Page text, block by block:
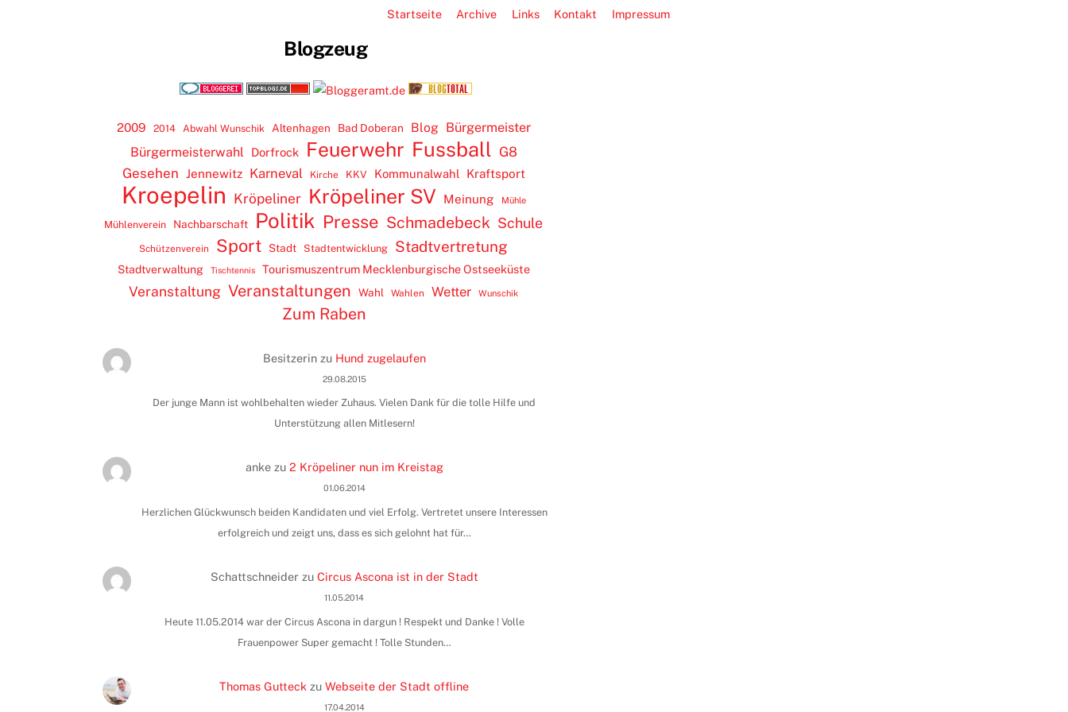
Startseite Archive Links Kontakt Impressum
Blogzeug
2009 2014 Abwahl Wunschik Altenhagen Bad Doberan Blog Bürgermeister
Bürgermeisterwahl
Dorfrock Feuerwehr Fussball G8
Gesehen Jennewitz Karneval Kirche KKV Kommunalwahl Kraftsport
Kroepelin Kröpeliner Kröpeliner SV Meinung Mühle
Mühlenverein Nachbarschaft Politik Presse Schmadebeck Schule
Schützenverein Sport Stadt Stadtentwicklung Stadtvertretung
Stadtverwaltung Tischtennis Tourismuszentrum Mecklenburgische Ostseeküste
Veranstaltung Veranstaltungen Wahl Wahlen Wetter Wunschik
Zum Raben
Besitzerinzu Hund zugelaufen
29.08.2015
Der junge Mann ist wohlbehalten wieder Zuhaus. Vielen Dank für die tolle Hilfe und
Unterstützung allen Mitlesern!
ankezu 2 Kröpeliner nun im Kreistag
01.06.2014
Herzlichen Glückwunsch beiden Kandidaten und viel Erfolg. Vertretet unsere Interessen
erfolgreich und zeigt uns, dass es sich gelohnt hat für…
Schattschneider zu Circus Ascona ist in der Stadt
11.05.2014
Heute 11.05.2014 war der Circus Ascona in dargun ! Respekt und Danke ! Volle
Frauenpower Super gemacht ! Tolle Stunden…
Thomas Gutteck zuWebseite der Stadt offline
17.04.2014